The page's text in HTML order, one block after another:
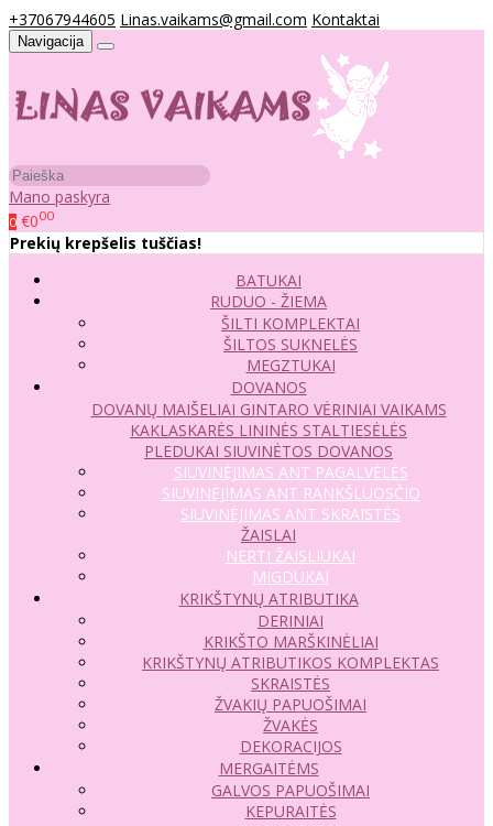
+37067944605 Linas.vaikams@gmail.com Kontaktai
Navigacija
Mano paskyra
0 €000
Prekių krepšelis tuščias!
BATUKAI
RUDUO - ŽIEMA
ŠILTI KOMPLEKTAI
ŠILTOS SUKNELĖS
MEGZTUKAI
DOVANOS
DOVANŲ MAIŠELIAI GINTARO VĖRINIAI VAIKAMS
KAKLASKARĖS LININĖS STALTIESĖLĖS
PLEDUKAI SIUVINĖTOS DOVANOS
SIUVINĖJIMAS ANT PAGALVĖLĖS
SIUVINĖJIMAS ANT RANKŠLUOSČIO
SIUVINĖJIMAS ANT SKRAISTĖS
ŽAISLAI
NERTI ŽAISLIUKAI
MIGDUKAI
KRIKŠTYNŲ ATRIBUTIKA
DERINIAI
KRIKŠTO MARŠKINĖLIAI
KRIKŠTYNŲ ATRIBUTIKOS KOMPLEKTAS
SKRAISTĖS
ŽVAKIŲ PAPUOŠIMAI
ŽVAKĖS
DEKORACIJOS
MERGAITĖMS
GALVOS PAPUOŠIMAI
KEPURAITĖS